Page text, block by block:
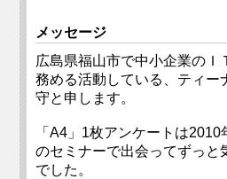
メッセージ
広島県福山市で中小企業のＩ
務める活動している、ティー
守と申します。
「A4」1枚アンケートは
のセミナーで出会ってずっと
でした。